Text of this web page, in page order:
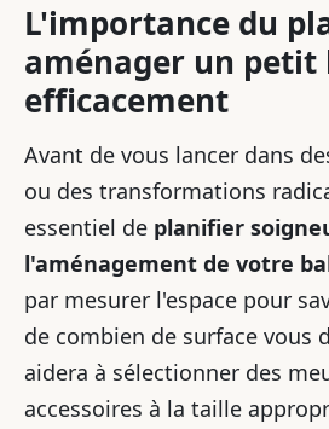
L'importance du
aménager un petit
efficacement
Avant de vous lancer dans
ou des transformations
essentiel de planifier
l'aménagement de votre
par mesurer l'espace pour
de combien de surface vous
aidera à sélectionner des
accessoires à la taille